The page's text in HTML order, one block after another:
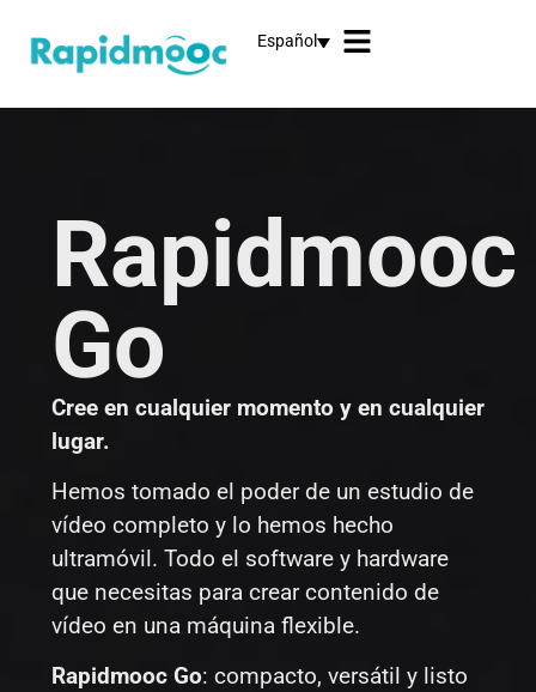
Español
Rapidmooc
Go
Cree en cualquier momento y en cualquier
lugar.
Hemos tomado el poder de un estudio de
vídeo completo y lo hemos hecho
ultramóvil. Todo el software y hardware
que necesitas para crear contenido de
vídeo en una máquina flexible.
Rapidmooc Go: compacto, versátil y listo